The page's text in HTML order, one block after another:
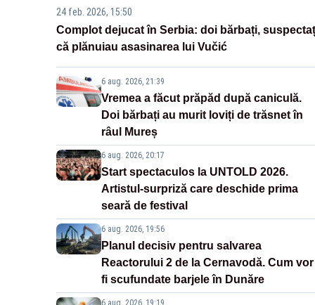
24 feb. 2026, 15:50
Complot dejucat în Serbia: doi bărbați,
că plănuiau asasinarea lui Vučić
6 aug. 2026, 21:39
Vremea a făcut prăpăd după caniculă.
Doi bărbați au murit loviți de trăsnet în
râul Mureș
6 aug. 2026, 20:17
Start spectaculos la UNTOLD 2026.
Artistul-surpriză care deschide prima
seară de festival
6 aug. 2026, 19:56
Planul decisiv pentru salvarea
Reactorului 2 de la Cernavodă. Cum vor
fi scufundate barjele în Dunăre